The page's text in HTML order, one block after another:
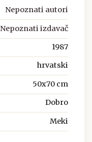
Nepoznati autori
Nepoznati izdavač
1987
hrvatski
50x70 cm
Dobro
Meki